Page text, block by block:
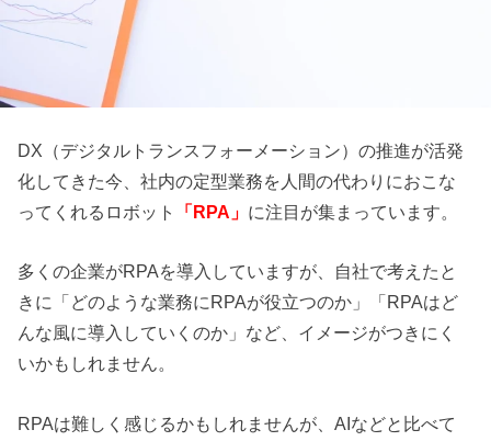
DX（デジタルトランスフォーメーション）の推進が活発
化してきた今、社内の定型業務を人間の代わりにおこな
ってくれるロボット
「RPA」 に注目が集まっています。
多くの企業がRPAを導入していますが、自社で考えたと
きに「どのような業務にRPAが役立つのか」「RPAはど
んな風に導入していくのか」など、イメージがつきにく
いかもしれません。
RPAは難しく感じるかもしれませんが、AIなどと比べて